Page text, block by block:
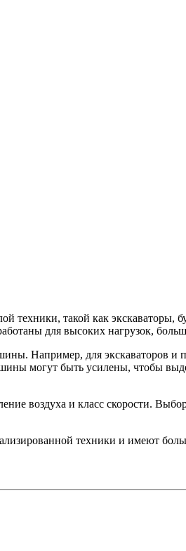
такой как экскаваторы,
для высоких нагрузок,
Например, для экскаваторов и
могут быть усилены, чтобы
воздуха и класс скорости.
техники и имеют